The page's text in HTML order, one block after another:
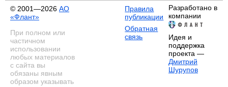
© 2001—2026 АО
«Флант»
При полном или
частичном
использовании
любых материалов
с сайта вы
обязаны явным
образом указывать
Правила
публикации
Обратная
связь
Разработано в
компании
Идея и
поддержка
проекта —
Дмитрий
Шурупов